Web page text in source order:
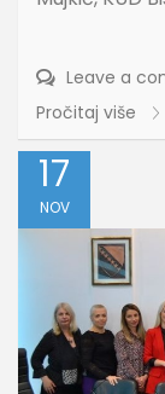
Leave a
Pročitaj više
17
NOV